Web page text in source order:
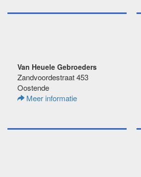
Van Heuele Gebroeders
Zandvoordestraat 453
Oostende
Meer informatie